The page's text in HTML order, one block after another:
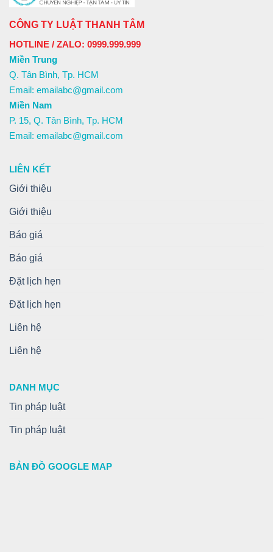
CÔNG TY LUẬT THANH TÂM
HOTLINE / ZALO: 0999.999.999
Miền Trung
Q. Tân Bình, Tp. HCM
Email: emailabc@gmail.com
Miền Nam
P. 15, Q. Tân Bình, Tp. HCM
Email: emailabc@gmail.com
LIÊN KẾT
Giới thiệu
Giới thiệu
Báo giá
Báo giá
Đặt lịch hẹn
Đặt lịch hẹn
Liên hệ
Liên hệ
DANH MỤC
Tin pháp luật
Tin pháp luật
BẢN ĐỒ GOOGLE MAP